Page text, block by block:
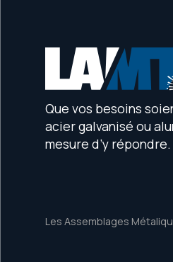
−
Que vos besoins
acier galvanisé ou
mesure d’y répondre.
Les Assemblages